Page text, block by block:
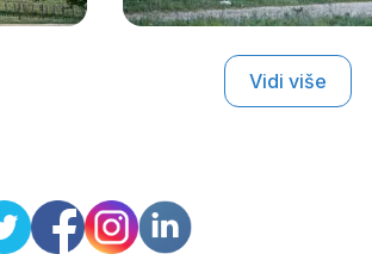
Vidi više